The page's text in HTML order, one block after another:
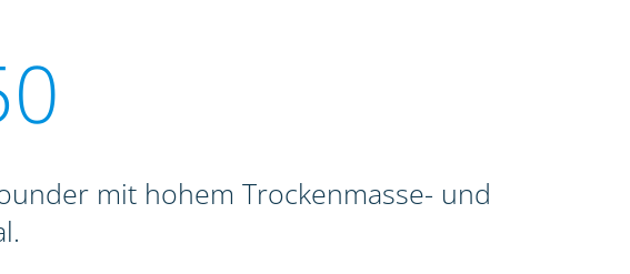
mit hohem Trockenmasse- und